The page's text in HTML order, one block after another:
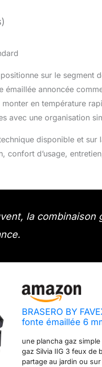
sur le segment
annoncée
en température
avec une organisation
disponible et
confort d’usage,
la
BRASERO BY
fonte émaillée 6
une plancha gaz
gaz Silvia IIG 3 feux de
partage au jardin ou